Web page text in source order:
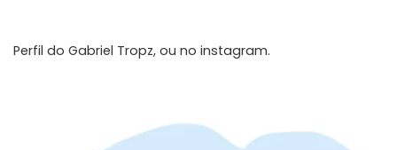
Perfil do Gabriel Tropz, ou no instagram.